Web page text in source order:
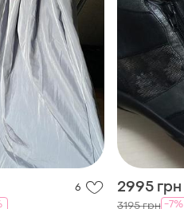
6 2995 грн
3195 грн -7%